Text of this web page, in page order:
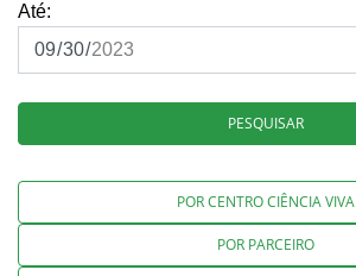
Até:
PESQUISAR
POR CENTRO CIÊNCIA VIVA
POR PARCEIRO